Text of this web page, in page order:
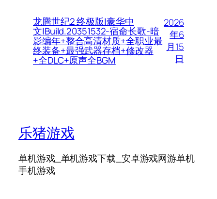
龙腾世纪2 终极版|豪华中
文|Build.20351532-宿命长歌-暗
影编年+整合高清材质+全职业最
终装备+最强武器存档+修改器
+全DLC+原声全BGM
2026
年6
月15
日
乐猪游戏
单机游戏_单机游戏下载_安卓游戏网游单机
手机游戏